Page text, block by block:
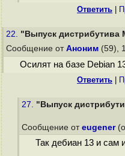
Ответить
22. "Выпуск дистрибутива
Сообщение от Аноним (59),
Осилят на базе Debian
Ответить
27. "Выпуск
Сообщение от eugener
Так дебиан 13 и сам